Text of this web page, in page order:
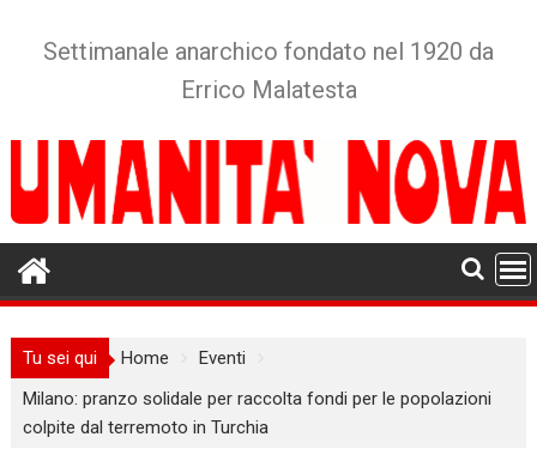
Settimanale anarchico fondato nel 1920 da
Errico Malatesta
Tu sei qui Home
Eventi
Milano: pranzo solidale per raccolta fondi per le popolazioni
colpite dal terremoto in Turchia